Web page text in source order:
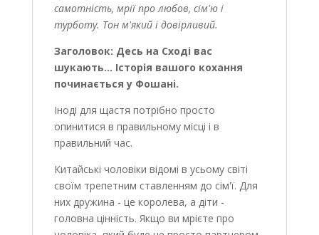
самотність, мрії про любов, сім'ю і
турботу. Тон м'який і довірливий.
Заголовок: Десь на Сході вас
шукають... Історія вашого кохання
починається у Фошані.
Іноді для щастя потрібно просто
опинитися в правильному місці і в
правильний час.
Китайські чоловіки відомі в усьому світі
своїм трепетним ставленням до сім'ї. Для
них дружина - це королева, а діти -
головна цінність. Якщо ви мрієте про